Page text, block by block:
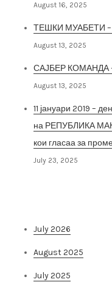
August 16, 2025
ТЕШКИ МУАБЕТИ –
August 13, 2025
САЈБЕР КОМАНДА –
August 13, 2025
11 јануари 2019 –
на РЕПУБЛИКА
кои гласаа за
July 23, 2025
July 2026
August 2025
July 2025